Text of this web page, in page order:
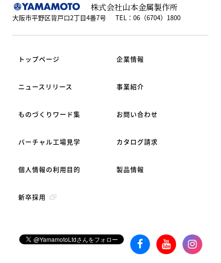
株式会社山本金属製作所
大阪市平野区背戸口2丁目4番7号 TEL：06（6704）1800
トップページ
ニュースリリース
ものづくりワード集
バーチャル工場見学
個人情報の利用目的
新卒採用
企業情報
事業紹介
お問い合わせ
カタログ請求
製品情報